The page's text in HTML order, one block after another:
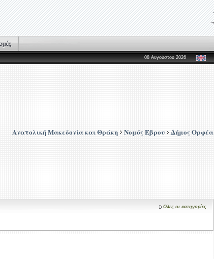
08 Αυγούστου 2026
Ανατολική Μακεδονία και Θράκη Νομός Έβρου Δήμος Ορφέα
Ολες οι κατηγορίες